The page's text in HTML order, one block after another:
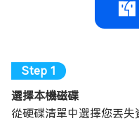
選擇本機磁碟
從硬碟清單中選擇您丟失